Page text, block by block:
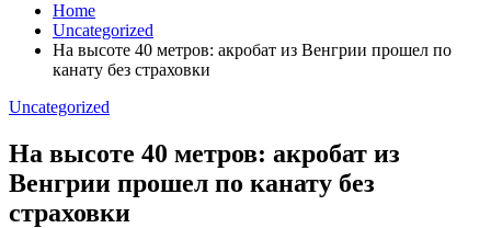
Home
Uncategorized
На высоте 40 метров: акробат из Венгрии прошел по
канату без страховки
Uncategorized
На высоте 40 метров: акробат из
Венгрии прошел по канату без
страховки